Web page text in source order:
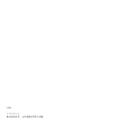
2024
クライアント
株式会社吉花 山中温泉お花見久兵衛